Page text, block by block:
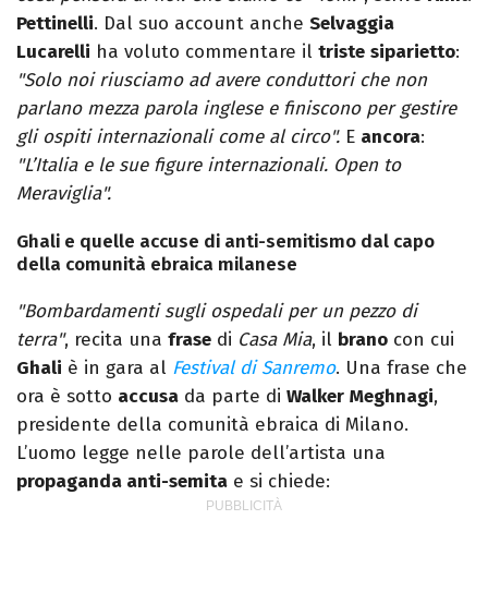
Pettinelli. Dal suo account anche Selvaggia
Lucarelli ha voluto commentare il triste siparietto:
"Solo noi riusciamo ad avere conduttori che non
parlano mezza parola inglese e finiscono per gestire
gli ospiti internazionali come al circo". E ancora:
"L’Italia e le sue figure internazionali. Open to
Meraviglia".
Ghali e quelle accuse di anti-semitismo dal capo
della comunità ebraica milanese
"Bombardamenti sugli ospedali per un pezzo di
terra", recita una frase di Casa Mia, il brano con cui
Ghali è in gara al Festival di Sanremo. Una frase che
ora è sotto accusa da parte di Walker Meghnagi,
presidente della comunità ebraica di Milano.
L’uomo legge nelle parole dell’artista una
propaganda anti-semita e si chiede: